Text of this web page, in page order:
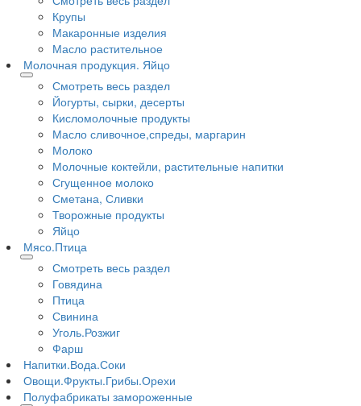
Крупы
Макаронные изделия
Масло растительное
Молочная продукция. Яйцо
Смотреть весь раздел
Йогурты, сырки, десерты
Кисломолочные продукты
Масло сливочное,спреды, маргарин
Молоко
Молочные коктейли, растительные напитки
Сгущенное молоко
Сметана, Сливки
Творожные продукты
Яйцо
Мясо.Птица
Смотреть весь раздел
Говядина
Птица
Свинина
Уголь.Розжиг
Фарш
Напитки.Вода.Соки
Овощи.Фрукты.Грибы.Орехи
Полуфабрикаты замороженные